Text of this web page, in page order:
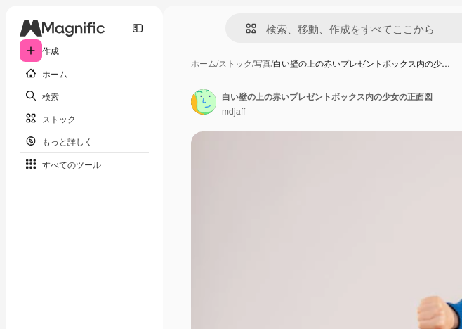
作成
ホーム
検索
ストック
もっと詳しく
すべてのツール
ホーム/ストック/写真/白い壁の上の赤いプレゼントボックス内の少…
白い壁の上の赤いプレゼントボックス内の少女の正面図
mdjaff